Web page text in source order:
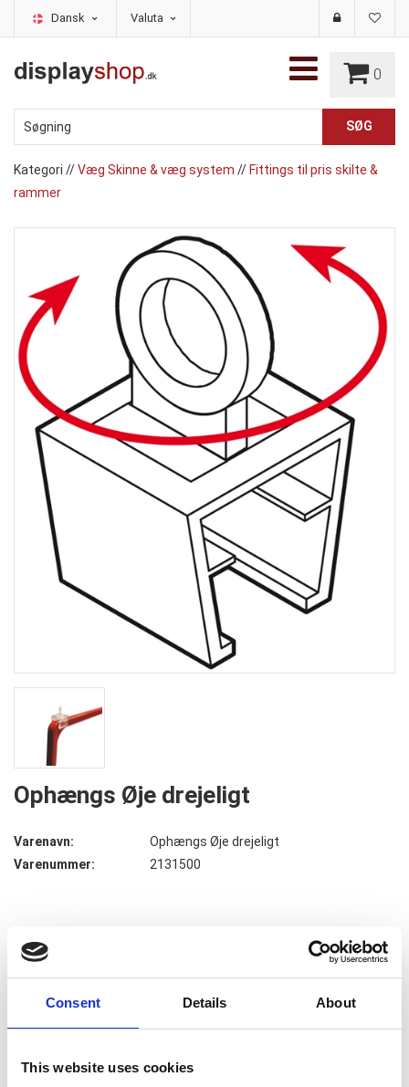
Consent Details About
This website uses cookies
Dansk Valuta
0
Kategori //Væg Skinne & væg system // Fittings til pris skilte &
rammer
Ophængs Øje drejeligt
Varenavn:
Ophængs Øje drejeligt
Varenummer:
2131500